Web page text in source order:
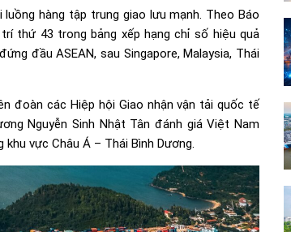
hàng tập trung giao lưu mạnh. Theo Báo
thứ 43 trong bảng xếp hạng chỉ số hiệu quả
đầu ASEAN, sau Singapore, Malaysia, Thái
đoàn các Hiệp hội Giao nhận vận tải quốc tế
Nguyễn Sinh Nhật Tân đánh giá Việt Nam
vực Châu Á – Thái Bình Dương.